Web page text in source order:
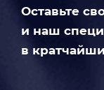
Оставьте
и наш
в